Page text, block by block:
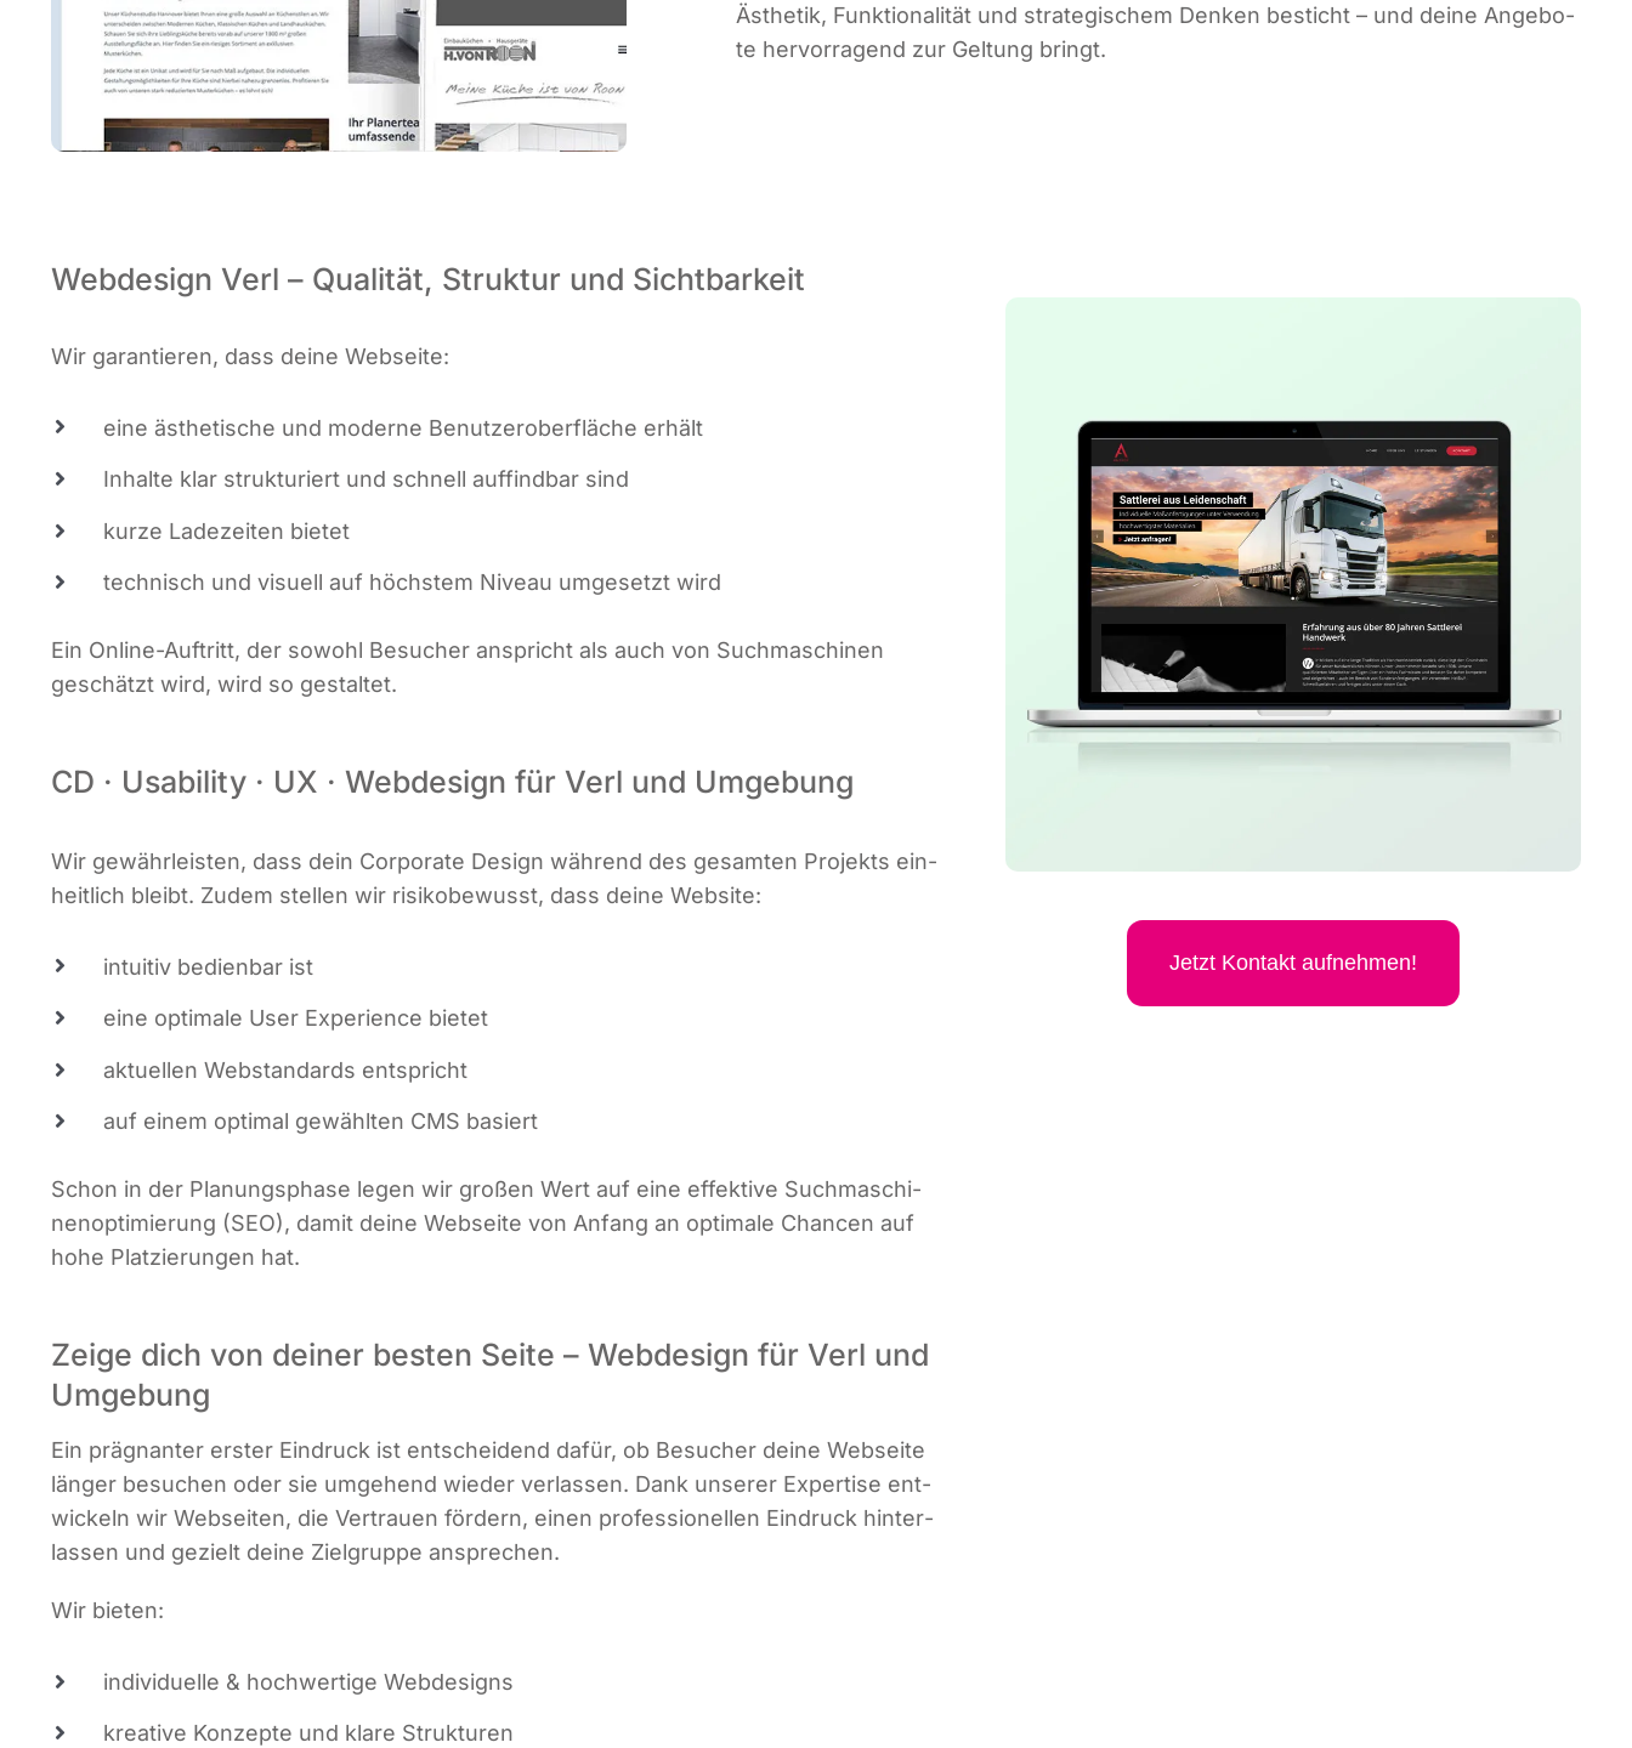
Ästhe­tik, Funk­tio­na­li­tät und stra­te­gi­schem Den­ken besticht – und dei­ne Ange­bo­
te her­vor­ra­gend zur Gel­tung bringt.
Webdesign Verl – Qualität, Struktur und Sichtbarkeit
Wir garan­tie­ren, dass dei­ne Webseite:
eine ästhe­ti­sche und moder­ne Benut­zer­ober­flä­che erhält
Inhal­te klar struk­tu­riert und schnell auf­find­bar sind
kur­ze Lade­zei­ten bietet
tech­nisch und visu­ell auf höchs­tem Niveau umge­setzt wird
Ein Online-Auf­tritt, der sowohl Besu­cher anspricht als auch von Such­ma­schi­nen
geschätzt wird, wird so gestaltet.
CD · Usability · UX · Webdesign für Verl und Umgebung
Wir gewähr­leis­ten, dass dein Cor­po­ra­te Design wäh­rend des gesam­ten Pro­jekts ein­
heit­lich bleibt. Zudem stel­len wir risi­ko­be­wusst, dass dei­ne Website:
intui­tiv bedien­bar ist
eine opti­ma­le User Expe­ri­ence bietet
aktu­el­len Web­stan­dards entspricht
auf einem opti­mal gewähl­ten CMS basiert
Schon in der Pla­nungs­pha­se legen wir gro­ßen Wert auf eine effek­ti­ve Such­ma­schi­
nen­op­ti­mie­rung (SEO), damit dei­ne Web­sei­te von Anfang an opti­ma­le Chan­cen auf
hohe Plat­zie­run­gen hat.
Zeige dich von deiner besten Seite – Webdesign für Verl und
Umgebung
Ein prä­gnan­ter ers­ter Ein­druck ist ent­schei­dend dafür, ob Besu­cher dei­ne Web­sei­te
län­ger besu­chen oder sie umge­hend wie­der ver­las­sen. Dank unse­rer Exper­ti­se ent­
wi­ckeln wir Web­sei­ten, die Ver­trau­en för­dern, einen pro­fes­sio­nel­len Ein­druck hin­ter­
las­sen und gezielt dei­ne Ziel­grup­pe ansprechen.
Wir bie­ten:
indi­vi­du­el­le & hoch­wer­ti­ge Webdesigns
krea­ti­ve Kon­zep­te und kla­re Strukturen
Jetzt Kon­takt aufnehmen!